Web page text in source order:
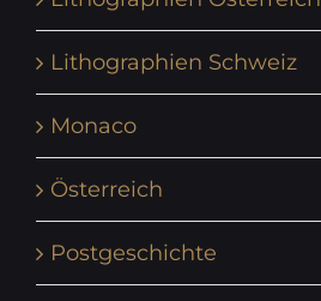
Lithographien Schweiz
Monaco
Österreich
Postgeschichte